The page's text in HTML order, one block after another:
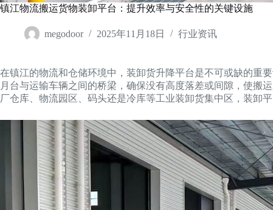
镇江物流搬运货物装卸平台：提升效率与安全性的关键设施
megodoor 2025年11月18日 行业资讯
在镇江的物流和仓储环境中，装卸货升降平台是不可或缺的重
月台与运输车辆之间的桥梁，确保没有高度落差或间隙，使搬
厂仓库、物流园区、码头还是冷库等工业装卸货集中区，装卸